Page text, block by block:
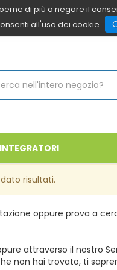
di più o negare il
all'uso dei cookie .
risultati.
oppure prova a
attraverso il nostro
non hai trovato, ti